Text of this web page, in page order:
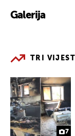
Galerija
TRI
7